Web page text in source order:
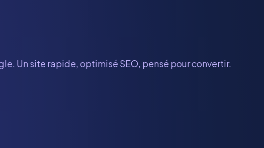
Un site rapide, optimisé SEO, pensé pour convertir.